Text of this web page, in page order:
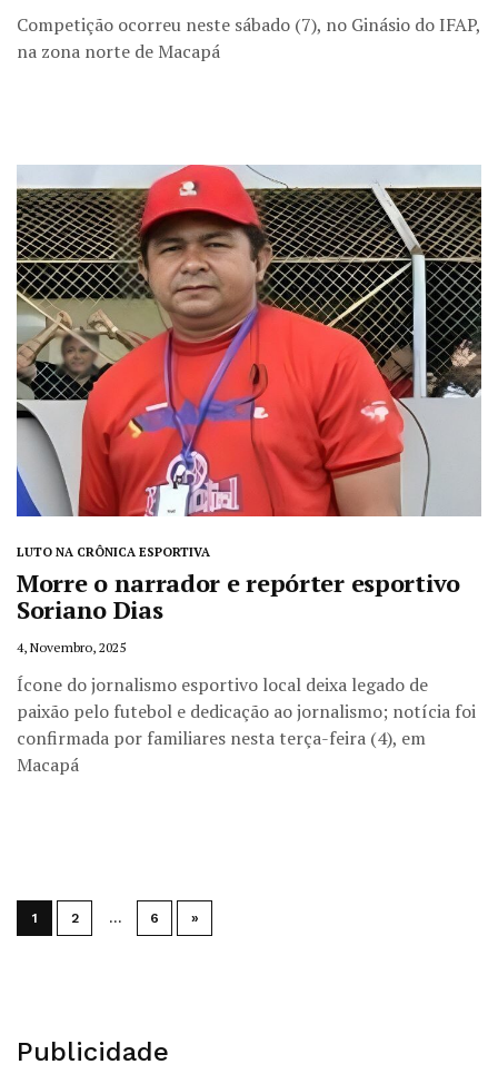
Competição ocorreu neste sábado (7), no Ginásio do IFAP,
na zona norte de Macapá
LUTO NA CRÔNICA ESPORTIVA
Morre o narrador e repórter esportivo
Soriano Dias
4, Novembro, 2025
Ícone do jornalismo esportivo local deixa legado de
paixão pelo futebol e dedicação ao jornalismo; notícia foi
confirmada por familiares nesta terça-feira (4), em
Macapá
1 2 … 6 »
Publicidade